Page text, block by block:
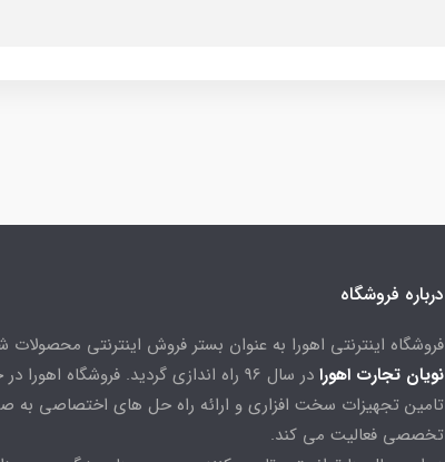
درباره فروشگاه
فروشگاه اینترنتی اهورا به عنوان بستر فروش اینترنتی
نویان تجارت اهورا
در سال 96 راه اندازی گردید. فروشگاه اهورا
تامین تجهیزات سخت افزاری و ارائه راه حل های اختصاصی به
تخصصی فعالیت می کند.